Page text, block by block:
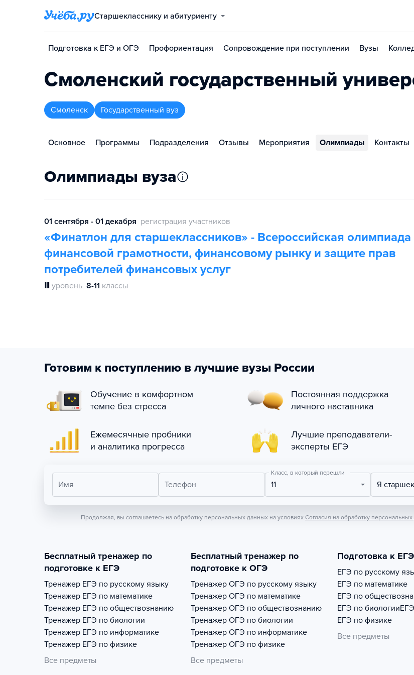
Старшекласснику и абитуриенту
Подготовка к ЕГЭ и ОГЭ Профориентация Сопровождение при поступлении Вузы
Смоленский государственный
Смоленск Государственный вуз
Основное Программы Подразделения Отзывы Мероприятия Олимпиады Контакты
Олимпиады вуза
01 сентября - 01 декабря регистрация участников
«Финатлон ‎для старшеклассников» - Всероссийская олимпиада
финансовой грамотности, финансовому рынку ‎и защите прав
потребителей финансовых услуг
Ⅲ уровень 8-11 классы
Готовим к поступлению в лучшие вузы России
Обучение в комфортном
темпе без стресса
Постоянная поддержка
личного наставника
Ежемесячные пробники
и аналитика прогресса
Лучшие преподаватели-
эксперты ЕГЭ
Имя Телефон
Класс, в который перешли
11 Я
Продолжая, вы соглашаетесь на обработку персональных данных на условиях Согласия на обработку
Бесплатный тренажер по
подготовке к ЕГЭ
Тренажер ЕГЭ по русскому языку
Тренажер ЕГЭ по математике
Тренажер ЕГЭ по обществознанию
Тренажер ЕГЭ по биологии
Тренажер ЕГЭ по информатике
Тренажер ЕГЭ по физике
Все предметы
Бесплатный тренажер по
подготовке к ОГЭ
Тренажер ОГЭ по русскому языку
Тренажер ОГЭ по математике
Тренажер ОГЭ по обществознанию
Тренажер ОГЭ по биологии
Тренажер ОГЭ по информатике
Тренажер ОГЭ по физике
Все предметы
Подготовка к ЕГЭ
ЕГЭ по русскому
ЕГЭ по математике
ЕГЭ по
ЕГЭ по биологии
ЕГЭ по физике
Все предметы